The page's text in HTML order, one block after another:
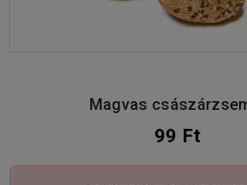
Magvas
99 Ft